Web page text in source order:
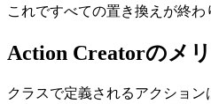
これですべての置き換えが終わ
Action Creatorのメ
クラスで定義されるアクショ